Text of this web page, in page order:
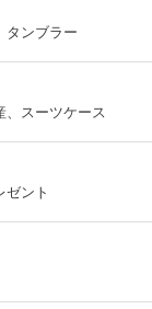
タンブラー
、スーツケース
ゼント